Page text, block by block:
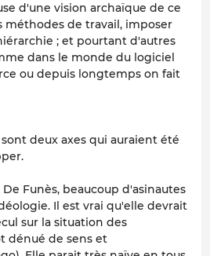
d'une vision archaïque de ce
méthodes de travail, imposer
; et pourtant d'autres
dans le monde du logiciel
ou depuis longtemps on fait
deux axes qui auraient été
Funès, beaucoup d'asinautes
Il est vrai qu'elle devrait
sur la situation des
dénué de sens et